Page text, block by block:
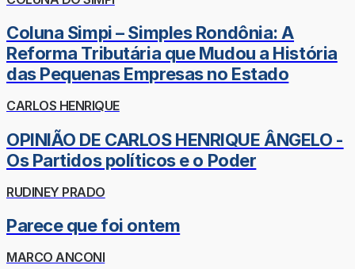
Coluna Simpi – Simples Rondônia: A
Reforma Tributária que Mudou a História
das Pequenas Empresas no Estado
CARLOS HENRIQUE
OPINIÃO DE CARLOS HENRIQUE ÂNGELO -
Os Partidos políticos e o Poder
RUDINEY PRADO
Parece que foi ontem
MARCO ANCONI